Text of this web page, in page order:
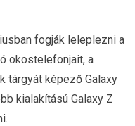
fogják leleplezni a
okostelefonjait, a
tárgyát képező Galaxy
kialakítású Galaxy Z